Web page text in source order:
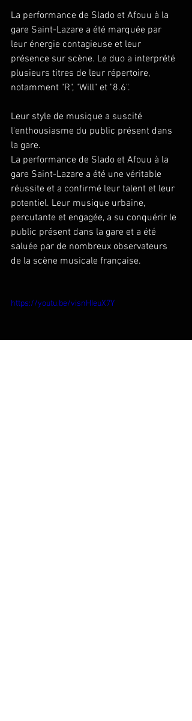
La performance de Slado et Afouu à la
gare Saint-Lazare a été marquée par
leur énergie contagieuse et leur
présence sur scène. Le duo a interprété
plusieurs titres de leur répertoire,
notamment "R", "Will" et "8.6".
Leur style de musique a suscité
l'enthousiasme du public présent dans
la gare.
La performance de Slado et Afouu à la
gare Saint-Lazare a été une véritable
réussite et a confirmé leur talent et leur
potentiel. Leur musique urbaine,
percutante et engagée, a su conquérir le
public présent dans la gare et a été
saluée par de nombreux observateurs
de la scène musicale française.
https://youtu.be/visnHIeuX7Y